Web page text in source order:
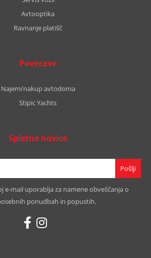
Avtooptika
Ravnanje platišč
Povezave
Najem/nakup avtodoma
Stipic Yachts
Spletne novice
e-mail uporablja za namene obveščanja o
ponudbah in popustih.